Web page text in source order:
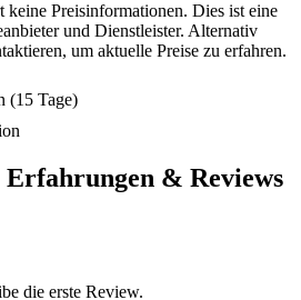
keine Preisinformationen. Dies ist eine
und Dienstleister. Alternativ
um aktuelle Preise zu erfahren.
(15 Tage)
Erfahrungen & Reviews
die erste Review.